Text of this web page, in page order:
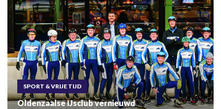
SPORT & VRIJE TIJD
Oldenzaalse IJsclub vernieuwd